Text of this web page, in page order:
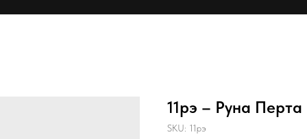
11рэ – Руна Перта
SKU: 11рэ